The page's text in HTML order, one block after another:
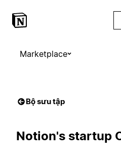
Marketplace
Bộ sưu tập
Notion's startup